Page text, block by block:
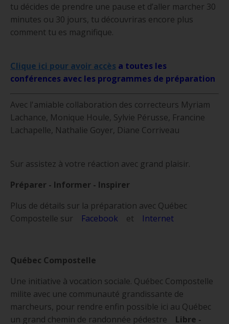
tu décides de prendre une pause et d’aller marcher 30
minutes ou 30 jours, tu découvriras encore plus
comment tu es magnifique.
Clique ici pour avoir accès a toutes les
conférences avec les programmes de préparation
Avec l'amiable collaboration des correcteurs Myriam
Lachance, Monique Houle, Sylvie Pérusse, Francine
Lachapelle, Nathalie Goyer, Diane Corriveau
Sur assistez à votre réaction avec grand plaisir.
Préparer - Informer - Inspirer
Plus de détails sur la préparation avec Québec
Compostelle sur Facebook et Internet
Québec Compostelle
Une initiative à vocation sociale. Québec Compostelle
milite avec une communauté grandissante de
marcheurs, pour rendre enfin possible ici au Québec
un grand chemin de randonnée pédestre Libre -